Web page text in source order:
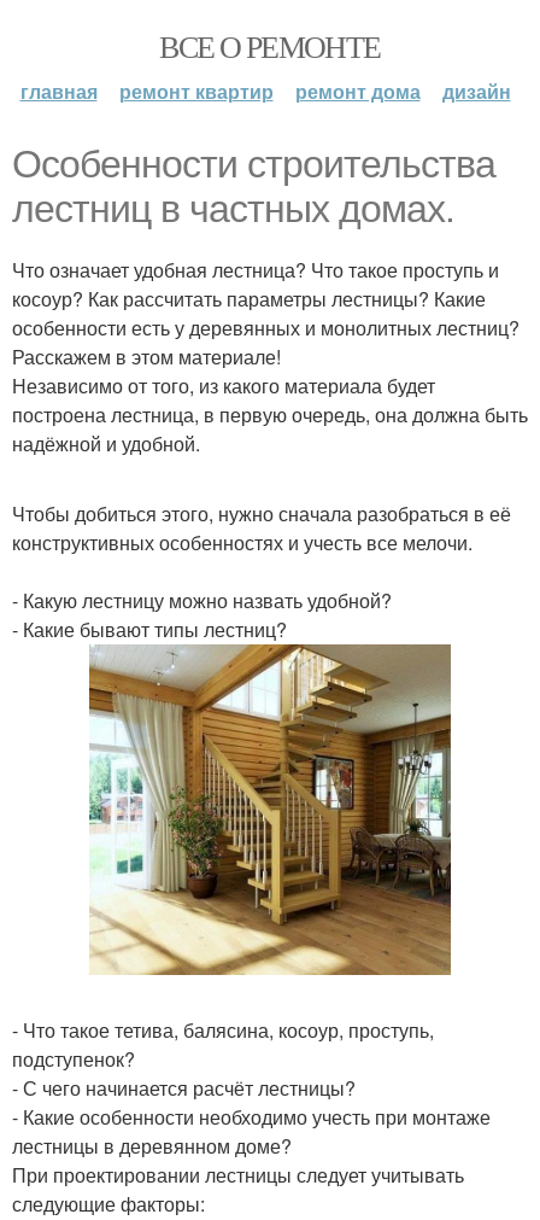
ВСЕ О РЕМОНТЕ
главная ремонт квартир ремонт дома дизайн
Особенности строительства
лестниц в частных домах.
Что означает удобная лестница? Что такое проступь и
косоур? Как рассчитать параметры лестницы? Какие
особенности есть у деревянных и монолитных лестниц?
Расскажем в этом материале!
Независимо от того, из какого материала будет
построена лестница, в первую очередь, она должна быть
надёжной и удобной.
Чтобы добиться этого, нужно сначала разобраться в её
конструктивных особенностях и учесть все мелочи.
- Какую лестницу можно назвать удобной?
- Какие бывают типы лестниц?
- Что такое тетива, балясина, косоур, проступь,
подступенок?
- С чего начинается расчёт лестницы?
- Какие особенности необходимо учесть при монтаже
лестницы в деревянном доме?
При проектировании лестницы следует учитывать
следующие факторы: